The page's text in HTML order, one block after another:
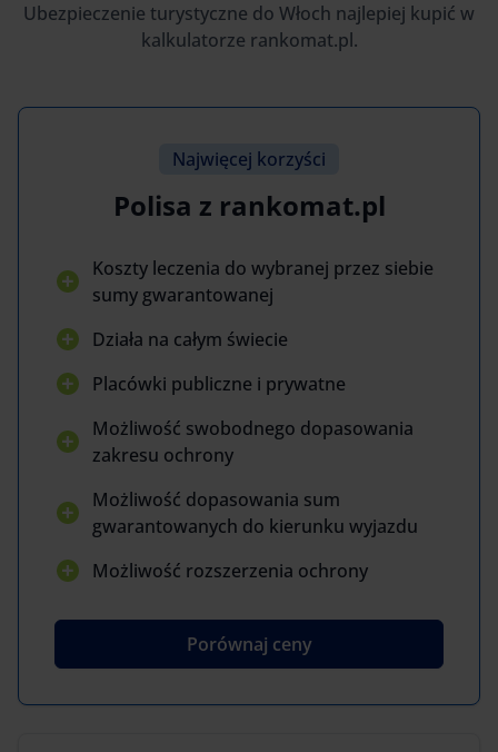
Ubezpieczenie turystyczne do Włoch najlepiej kupić w
kalkulatorze rankomat.pl.
Najwięcej korzyści
Polisa z rankomat.pl
Koszty leczenia do wybranej przez siebie
sumy gwarantowanej
Działa na całym świecie
Placówki publiczne i prywatne
Możliwość swobodnego dopasowania
zakresu ochrony
Możliwość dopasowania sum
gwarantowanych do kierunku wyjazdu
Możliwość rozszerzenia ochrony
Porównaj ceny